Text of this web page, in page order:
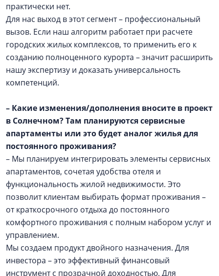
практически нет.
Для нас выход в этот сегмент – профессиональный
вызов. Если наш алгоритм работает при расчете
городских жилых комплексов, то применить его к
созданию полноценного курорта – значит расширить
нашу экспертизу и доказать универсальность
компетенций.
– Какие изменения/дополнения вносите в проект
в Солнечном? Там планируются сервисные
апартаменты или это будет аналог жилья для
постоянного проживания?
– Мы планируем интегрировать элементы сервисных
апартаментов, сочетая удобства отеля и
функциональность жилой недвижимости. Это
позволит клиентам выбирать формат проживания –
от краткосрочного отдыха до постоянного
комфортного проживания с полным набором услуг и
управлением.
Мы создаем продукт двойного назначения. Для
инвестора – это эффективный финансовый
инструмент с прозрачной доходностью. Для